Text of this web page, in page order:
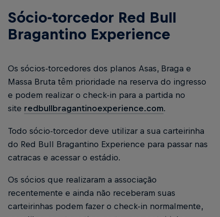
Sócio-torcedor Red Bull
Bragantino Experience
Os sócios-torcedores dos planos Asas, Braga e
Massa Bruta têm prioridade na reserva do ingresso
e podem realizar o check-in para a partida no
site redbullbragantinoexperience.com.
Todo sócio-torcedor deve utilizar a sua carteirinha
do Red Bull Bragantino Experience para passar nas
catracas e acessar o estádio.
Os sócios que realizaram a associação
recentemente e ainda não receberam suas
carteirinhas podem fazer o check-in normalmente,